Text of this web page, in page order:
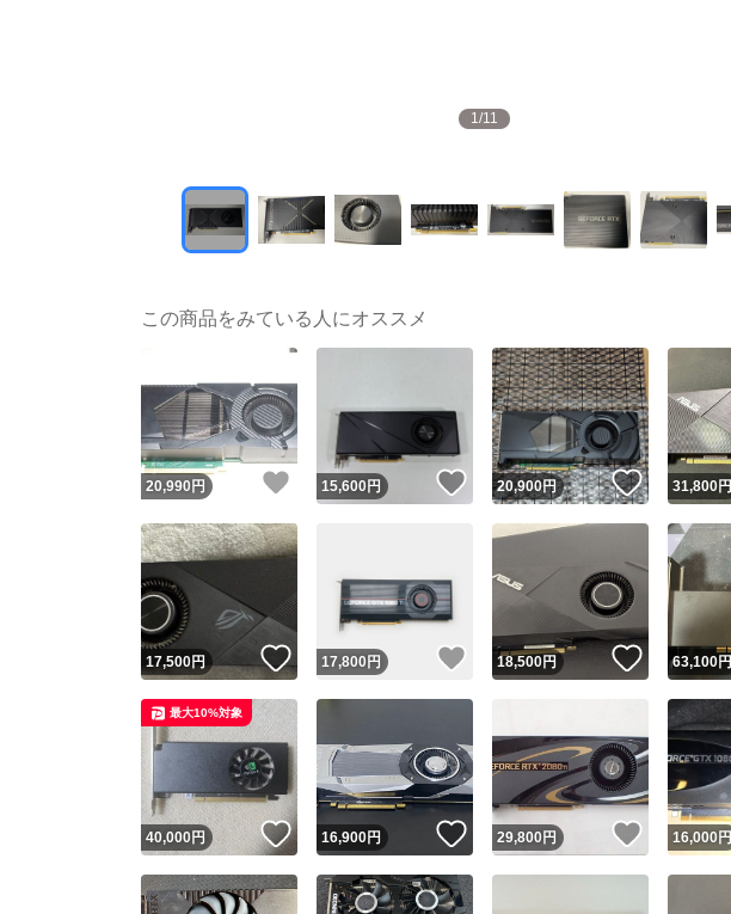
1/11
この商品をみている人にオススメ
20,990 円 いいね！
15,600円 いいね！
20,900円 いいね！
31,800円
17,500円 いいね！
17,800 円 いいね！
18,500円 いいね！
63,100円
40,000円 いいね！
最大10%対象
16,900円 いいね！
29,800円 いいね！
16,000円